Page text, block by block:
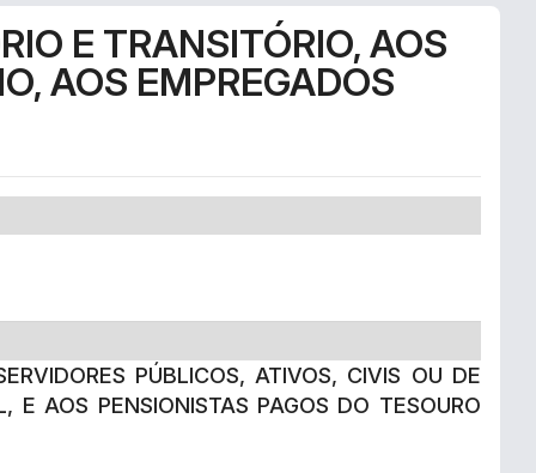
Secretarias
e-SIC
SIC
E TRANSITÓRIO, AOS
AOS EMPREGADOS
PÚBLICOS, ATIVOS, CIVIS OU DE
E AOS PENSIONISTAS PAGOS DO TESOURO